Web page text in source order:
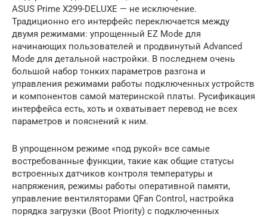
ASUS Prime X299-DELUXE — не исключение.
Традиционно его интерфейс переключается между
двумя режимами: упрощенный EZ Mode для
начинающих пользователей и продвинутый Advanced
Mode для детальной настройки. В последнем очень
большой набор тонких параметров разгона и
управления режимами работы подключенных устройств
и компонентов самой материнской платы. Русификация
интерфейса есть, хоть и охватывает перевод не всех
параметров и пояснений к ним.
В упрощенном режиме «под рукой» все самые
востребованные функции, такие как общие статусы
встроенных датчиков контроля температуры и
напряжения, режимы работы оперативной памяти,
управление вентиляторами QFan Control, настройка
порядка загрузки (Boot Priority) с подключенных